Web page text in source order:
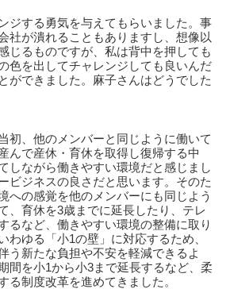
ジする勇気を与えてもらいました。事
社が潰れることもありますし、想像以
じるものですが、私は背中を押しても
色を出してチャレンジしても良いんだ
ができました。麻子さんはどうでした
初、他のメンバーと同じように働いて
んで産休・育休を取得し復帰する中
しながら働きやすい環境だと感じまし
ビジネスの良さだと思います。そのた
への感覚を他のメンバーにも同じよう
、育休を3歳までに延長したり、テレ
るなど、働きやすい環境の整備に取り
わゆる「小1の壁」に対応するため、
う新たな負担や不安を軽減できるよ
間を小1から小3まで延長するなど、柔
る制度改革を進めてきました。